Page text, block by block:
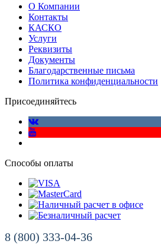
О Компании
Контакты
КАСКО
Услуги
Реквизиты
Документы
Благодарственные письма
Политика конфиденциальности
Присоединяйтесь
Способы оплаты
8 (800) 333-04-36